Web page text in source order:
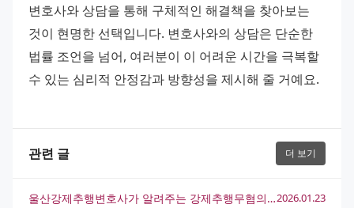
변호사와 상담을 통해 구체적인 해결책을 찾아보는
것이 현명한 선택입니다. 변호사와의 상담은 단순한
법률 조언을 넘어, 여러분이 이 어려운 시간을 극복할
수 있는 심리적 안정감과 방향성을 제시해 줄 거예요.
관련 글 더 보기
울산강제추행변호사가 알려주는 강제추행무혐의 획득 전략2026.01.23